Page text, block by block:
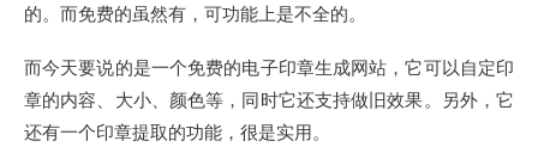
的。而免费的虽然有，可功能上是不全的。
而今天要说的是一个免费的电子印章生成网站，它可以自定印
章的内容、大小、颜色等，同时它还支持做旧效果。另外，它
还有一个印章提取的功能，很是实用。